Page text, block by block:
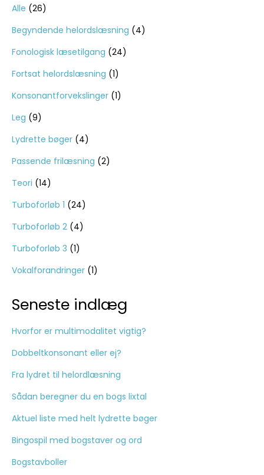
Alle (26)
Begyndende helordslæsning (4)
Fonologisk læsetilgang (24)
Fortsat helordslæsning (1)
Konsonantforvekslinger (1)
Leg (9)
Lydrette bøger (4)
Passende frilæsning (2)
Teori (14)
Turboforløb 1 (24)
Turboforløb 2 (4)
Turboforløb 3 (1)
Vokalforandringer (1)
Seneste indlæg
Hvorfor er multimodalitet vigtig?
Dobbeltkonsonant eller ej?
Fra lydret til helordlæsning
Sådan beregner du en bogs lixtal
Aktuel liste med helt lydrette bøger
Bingospil med bogstaver og ord
Bogstavboller